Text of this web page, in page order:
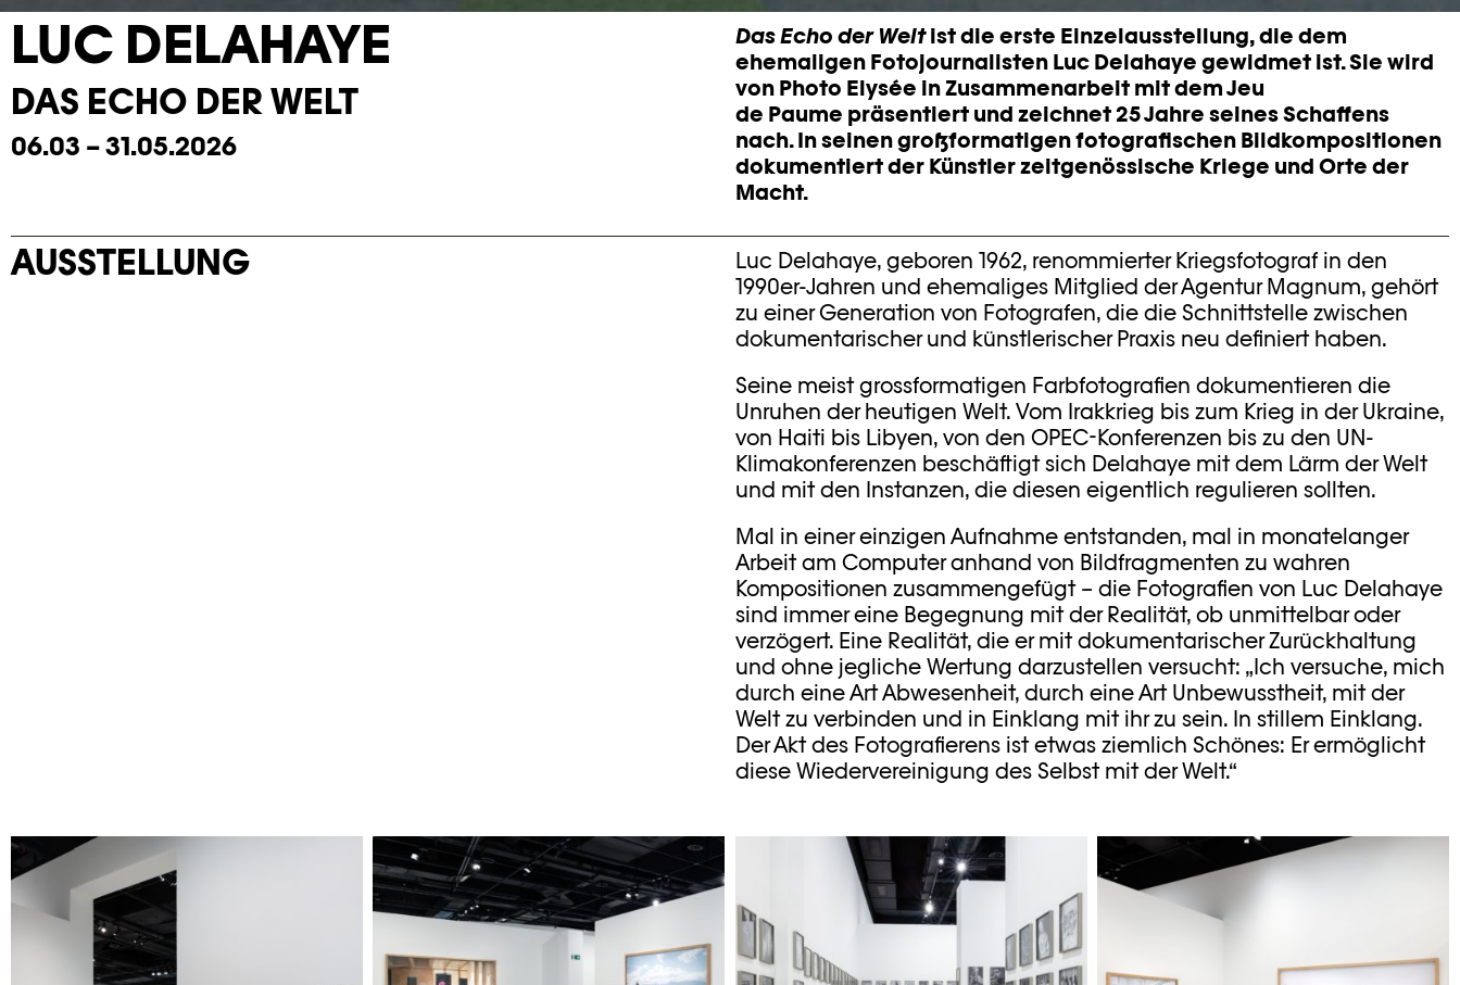
LUC DELAHAYE
DAS ECHO DER WELT
06.03 – 31.05.2026
Das Echo der Weltist die erste Einzelausstellung, die dem
ehemaligen Fotojournalisten Luc Delahaye gewidmet ist. Sie wird
von Photo Elysée in Zusammenarbeit mit dem Jeu
de Paume präsentiert und zeichnet 25 Jahre seines Schaffens
nach. In seinen großformatigen fotografischen Bildkompositionen
dokumentiert der Künstler zeitgenössische Kriege und Orte der
Macht.
AUSSTELLUNG
Luc Delahaye, geboren 1962, renommierter Kriegsfotograf in den
1990er-Jahren und ehemaliges Mitglied der Agentur Magnum, gehört
zu einer Generation von Fotografen, die die Schnittstelle zwischen
dokumentarischer und künstlerischer Praxis neu definiert haben.
Seine meist grossformatigen Farbfotografien dokumentieren die
Unruhen der heutigen Welt. Vom Irakkrieg bis zum Krieg in der Ukraine,
von Haiti bis Libyen, von den OPEC-Konferenzen bis zu den UN-
Klimakonferenzen beschäftigt sich Delahaye mit dem Lärm der Welt
und mit den Instanzen, die diesen eigentlich regulieren sollten.
Mal in einer einzigen Aufnahme entstanden, mal in monatelanger
Arbeit am Computer anhand von Bildfragmenten zu wahren
Kompositionen zusammengefügt – die Fotografien von Luc Delahaye
sind immer eine Begegnung mit der Realität, ob unmittelbar oder
verzögert. Eine Realität, die er mit dokumentarischer Zurückhaltung
und ohne jegliche Wertung darzustellen versucht: „Ich versuche, mich
durch eine Art Abwesenheit, durch eine Art Unbewusstheit, mit der
Welt zu verbinden und in Einklang mit ihr zu sein. In stillem Einklang.
Der Akt des Fotografierens ist etwas ziemlich Schönes: Er ermöglicht
diese Wiedervereinigung des Selbst mit der Welt.“
© Khashayar Javanmardi / Photo
Elysée / Plateforme 10
© Khashayar Javanmardi / Photo
Elysée / Plateforme 10
© Khashayar Javanmardi / Photo
Elysée / Plateforme 10
© Khashayar Javanmardi / Photo
Elysée / Plateforme 10